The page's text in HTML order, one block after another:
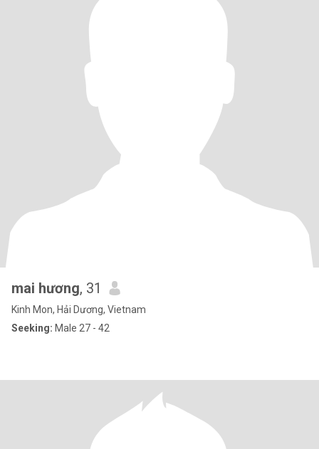
mai hương, 31
Kinh Mon, Hải Dương, Vietnam
Seeking: Male 27 - 42